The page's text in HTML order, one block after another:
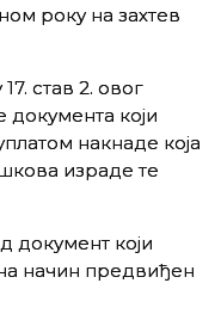
року на захтев
став 2. овог
документа који
накнаде која
израде те
документ који
начин предвиђен